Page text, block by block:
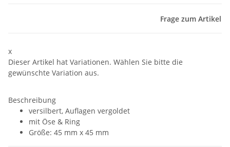
Frage zum Artikel
x
Dieser Artikel hat Variationen. Wählen Sie bitte die
gewünschte Variation aus.
Beschreibung
versilbert, Auflagen vergoldet
mit Öse & Ring
Größe: 45 mm x 45 mm